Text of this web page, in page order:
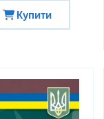
Купити